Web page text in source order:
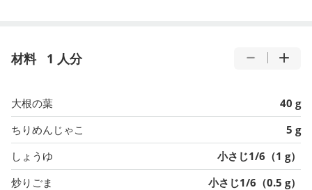
材料 1 人分
大根の葉
40 g
ちりめんじゃこ
5 g
しょうゆ
小さじ1/6（1 g）
炒りごま
小さじ1/6（0.5 g）